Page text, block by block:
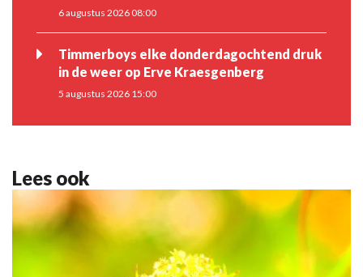
6 augustus 2026 08:00
Timmerboys elke donderdagochtend druk
in de weer op Erve Kraesgenberg
5 augustus 2026 15:00
Lees ook